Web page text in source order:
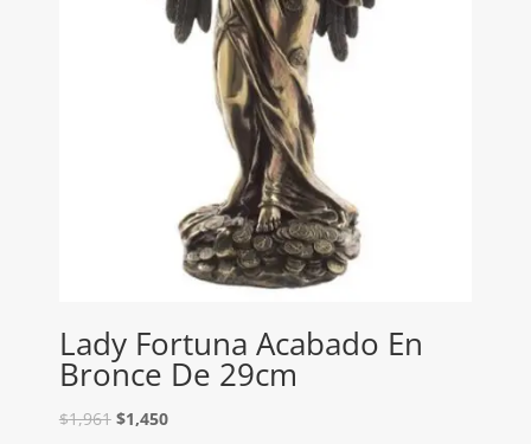
Lady Fortuna Acabado En
Bronce De 29cm
$1,961 $1,450